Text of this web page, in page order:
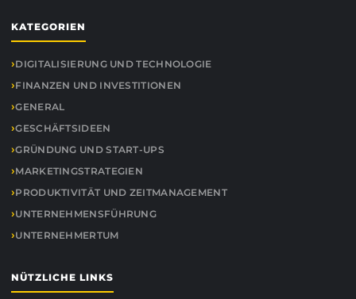
KATEGORIEN
DIGITALISIERUNG UND TECHNOLOGIE
FINANZEN UND INVESTITIONEN
GENERAL
GESCHÄFTSIDEEN
GRÜNDUNG UND START-UPS
MARKETINGSTRATEGIEN
PRODUKTIVITÄT UND ZEITMANAGEMENT
UNTERNEHMENSFÜHRUNG
UNTERNEHMERTUM
NÜTZLICHE LINKS